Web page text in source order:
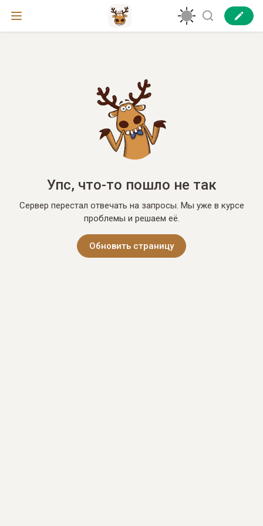
Упс, что-то пошло не так
Сервер перестал отвечать на запросы. Мы уже в курсе
проблемы и решаем её.
Обновить страницу